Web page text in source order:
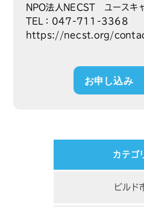
NPO法人NECST ユースキ
TEL：047-711-3368
https://necst.org/
お申し込み
カテゴ
ビルド